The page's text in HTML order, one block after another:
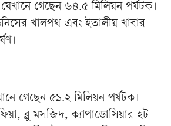
যেখানে গেছেন ৬৪.৫ মিলিয়ন পর্যটক।
খালপথ এবং ইতালীয় খাবার
গেছেন ৫১.২ মিলিয়ন পর্যটক।
ব্লু মসজিদ, ক্যাপাডোসিয়ার হট